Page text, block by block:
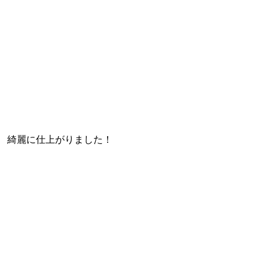
綺麗に仕上がりました！